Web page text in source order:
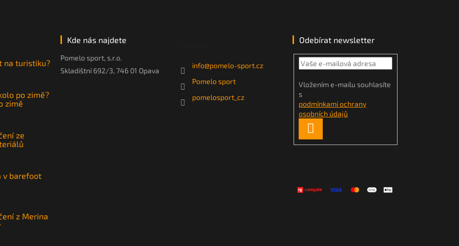
na turistiku?
po zimě?
zimě
ze
v barefoot
z Merina
Kde nás najdete
Pomelo sport, s.r.o.
Skladištní 692/3, 746 01 Opava
info@pomelo-sport.cz
Pomelo sport
pomelosport_cz
Odebírat newsletter
Vložením e-mailu souhlasíte
s
podmínkami ochrany
osobních údajů
SE